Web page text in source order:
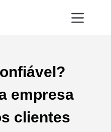
empresa
clientes